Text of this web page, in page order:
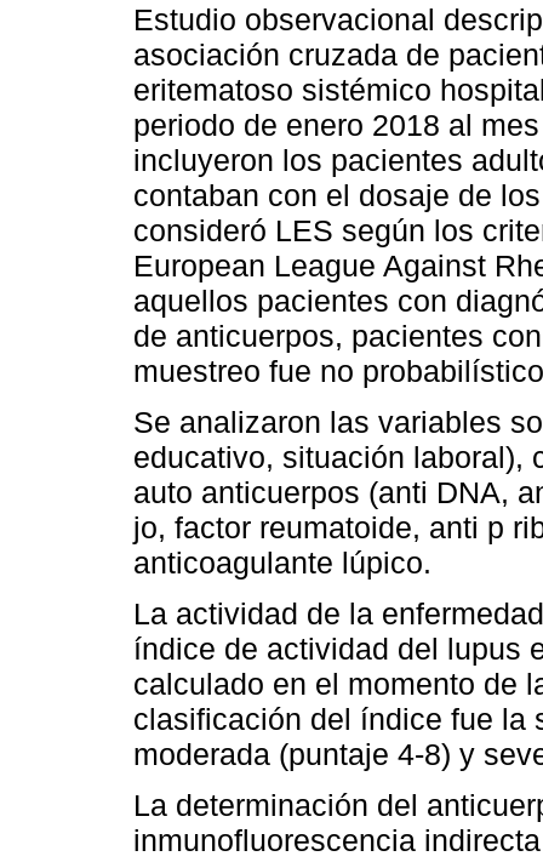
Estudio observacional
asociación cruzada de
eritematoso sistémico
periodo de enero 2018 al
incluyeron los pacientes
contaban con el dosaje de
consideró LES según los
European League Against
aquellos pacientes con
de anticuerpos, pacientes
muestreo fue no
Se analizaron las variables
educativo, situación laboral),
auto anticuerpos (anti DNA,
jo, factor reumatoide, anti p
anticoagulante lúpico.
La actividad de la
índice de actividad del lupus
calculado en el momento de
clasificación del índice fue la
moderada (puntaje 4-8) y
La determinación del
inmunofluorescencia